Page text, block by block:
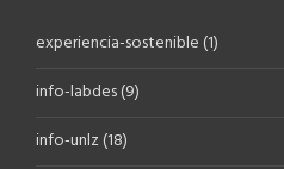
experiencia-sostenible (1)
info-labdes(9)
info-unlz(18)